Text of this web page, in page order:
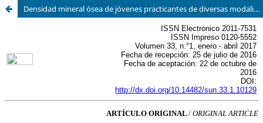
Densidad mineral ósea de jóvenes practicantes de diversas modalidades deportivas